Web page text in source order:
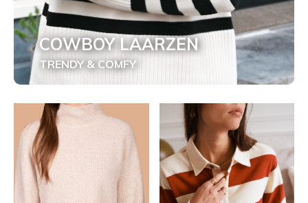
COWBOY LAARZEN
TRENDY & COMFY